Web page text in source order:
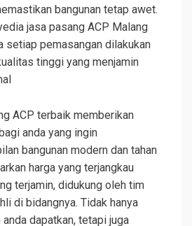
bangunan tetap awet.
jasa pasang ACP Malang
setiap pemasangan dilakukan
tinggi yang menjamin
ACP terbaik memberikan
anda yang ingin
bangunan modern dan tahan
harga yang terjangkau
terjamin, didukung oleh tim
di bidangnya. Tidak hanya
dapatkan, tetapi juga